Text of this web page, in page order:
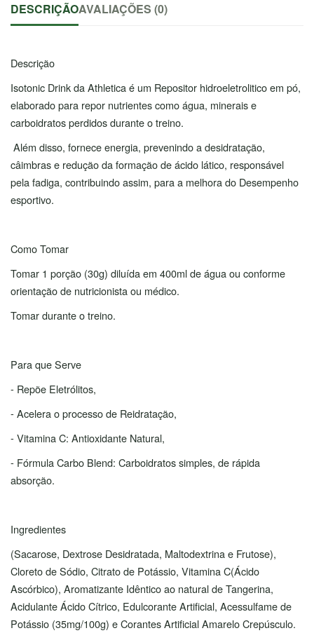
DESCRIÇÃOAVALIAÇÕES (0)
Descrição
Isotonic Drink da Athletica é um Repositor hidroeletrolitico em pó,
elaborado para repor nutrientes como água, minerais e
carboidratos perdidos durante o treino.
Além disso, fornece energia, prevenindo a desidratação,
câimbras e redução da formação de ácido lático, responsável
pela fadiga, contribuindo assim, para a melhora do Desempenho
esportivo.
Como Tomar
Tomar 1 porção (30g) diluída em 400ml de água ou conforme
orientação de nutricionista ou médico.
Tomar durante o treino.
Para que Serve
- Repõe Eletrólitos,
- Acelera o processo de Reidratação,
- Vitamina C: Antioxidante Natural,
- Fórmula Carbo Blend: Carboidratos simples, de rápida
absorção.
Ingredientes
(Sacarose, Dextrose Desidratada, Maltodextrina e Frutose),
Cloreto de Sódio, Citrato de Potássio, Vitamina C(Ácido
Ascórbico), Aromatizante Idêntico ao natural de Tangerina,
Acidulante Ácido Cítrico, Edulcorante Artificial, Acessulfame de
Potássio (35mg/100g) e Corantes Artificial Amarelo Crepúsculo.